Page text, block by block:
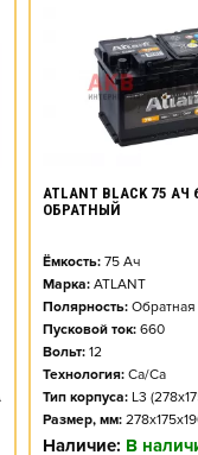
ATLANT BLACK 75 АЧ
ОБРАТНЫЙ
Ёмкость: 75 Ач
Марка: ATLANT
Полярность: Обратная
Пусковой ток: 660
Вольт: 12
Технология: Ca/Ca
Тип корпуса: L3
Размер, мм:
Наличие: В